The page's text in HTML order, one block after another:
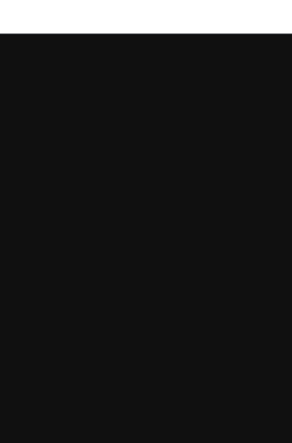
de las subsidiarias de HSBC en
las Obligaciones Negociables
a emitir por HSBC BANK